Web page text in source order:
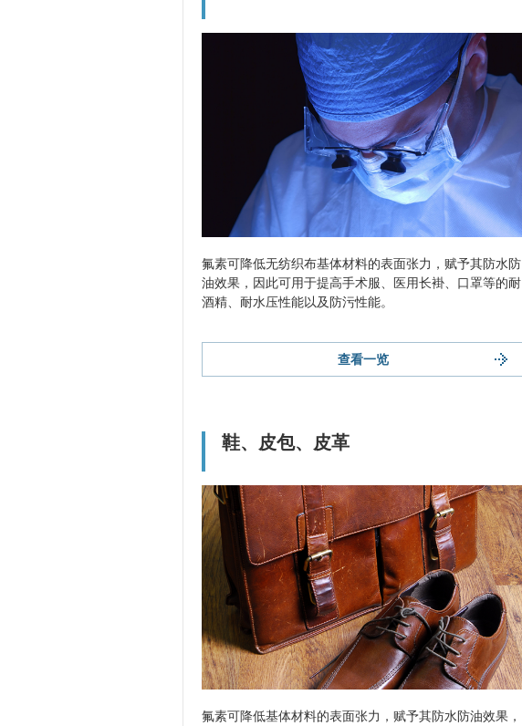
氟素可降低无纺织布基体材料的表面张力，赋予其防水防
油效果，因此可用于提高手术服、医用长褂、口罩等的耐
酒精、耐水压性能以及防污性能。
查看一览
鞋、皮包、皮革
氟素可降低基体材料的表面张力，赋予其防水防油效果，